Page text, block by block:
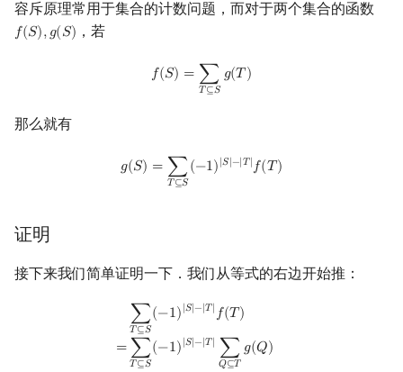
容斥原理常用于集合的计数问题，而对于两个集合的函数
𝑓(𝑆),𝑔(𝑆)
f(S),g(S) ，若
𝑓(𝑆) = ∑
𝑇⊆𝑆
𝑔(𝑇 )
f(S) =∑ T⊆S g(T)
那么就有
𝑔(𝑆) = ∑
𝑇⊆𝑆
(−1)|𝑆|−|𝑇|𝑓(𝑇)
g(S) =∑ T⊆S(−1) |S|−|T|f(T)
证明
接下来我们简单证明一下．我们从等式的右边开始推：
∑
𝑇⊆𝑆
(−1)|𝑆|−|𝑇|𝑓(𝑇 )
= ∑
𝑇⊆𝑆
(−1)|𝑆|−|𝑇| ∑
𝑄⊆𝑇
𝑔(𝑄)
)= ∑T⊆S (−1)|S| −|T|∑